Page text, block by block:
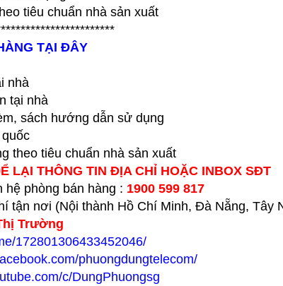
tiêu chuẩn nhà sản xuất
TẠI ĐÂY
nhà
tại nhà
sách hướng dẫn sử dụng
theo tiêu chuẩn nhà sản xuất
LẠI THÔNG TIN ĐỊA CHỈ HOẶC INBOX SĐT
phòng bán hàng : 1900 599 817
tận nơi (Nội thành Hồ Chí Minh, Đà Nẵng, Tây
Trường
172801306433452046/
phuongdungtelecom/
c/DungPhuongsg